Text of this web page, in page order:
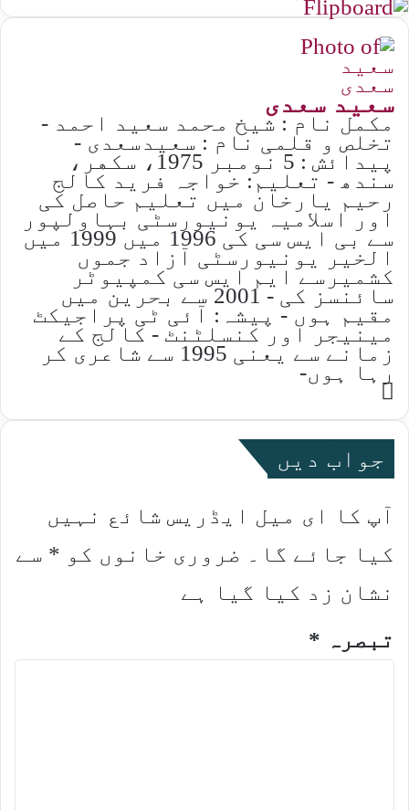
ﺳﻌﯿﺪ ﺳﻌﺪﯼ
ﻣﮑﻤﻞ ﻧﺎﻡ : ﺷﯿﺦ ﻣﺤﻤﺪ ﺳﻌﯿﺪ ﺍﺣﻤﺪ -
ﺗﺨﻠﺺ ﻭ ﻗﻠﻤﯽ ﻧﺎﻡ : ﺳﻌﯿﺪﺳﻌﺪﯼ -
ﭘﯿﺪﺍﺋﺶ : 5 ﻧﻮﻣﺒﺮ 1975، ﺳﮑﮭﺮ،
ﺳﻨﺪﮪ - ﺗﻌﻠﯿﻢ: ﺧﻮﺍﺟﮧ ﻓﺮﯾﺪ ﮐﺎﻟﺞ
ﺭﺣﯿﻢ ﯾﺎﺭﺧﺎﻥ ﻣﯿﮟ ﺗﻌﻠﯿﻢ ﺣﺎﺻﻞ ﮐﯽ
ﺍﻭﺭ ﺍﺳﻼﻣﯿﮧ ﯾﻮﻧﯿﻮﺭﺳﭩﯽ ﺑﮩﺎﻭﻟﭙﻮﺭ
ﺳﮯ ﺑﯽ ﺍﯾﺲ ﺳﯽ ﮐﯽ 1996 ﻣﯿﮟ 1999 ﻣﯿﮟ
ﺍﻟﺨﯿﺮ ﯾﻮﻧﯿﻮﺭﺳﭩﯽ ﺁﺯﺍﺩ ﺟﻤﻮﮞ
ﮐﺸﻤﯿﺮﺳﮯ ﺍﯾﻢ ﺍﯾﺲ ﺳﯽ ﮐﻤﭙﯿﻮﭨﺮ
ﺳﺎﺋﻨﺴﺰ ﮐﯽ - 2001 ﺳﮯ ﺑﺤﺮﯾﻦ ﻣﯿﮟ
ﻣﻘﯿﻢ ﮨﻮﮞ - ﭘﯿﺸﮧ: ﺁﺋﯽ ﭨﯽ ﭘﺮﺍﺟﯿﮑﭧ
ﻣﯿﻨﯿﺠﺮ ﺍﻭﺭ ﮐﻨﺴﻠﭩﻨﭧ - ﮐﺎﻟﺞ ﮐﮯ
ﺯﻣﺎﻧﮯ ﺳﮯ ﯾﻌﻨﯽ 1995 ﺳﮯ ﺷﺎﻋﺮﯼ ﮐﺮ
ﺭﮨﺎ ﮨﻮﮞ-
Website
جواب دیں
آپ کا ای میل ایڈریس شائع نہیں
کیا جائے گا۔
ضروری خانوں کو * سے
نشان زد کیا گیا ہے
تبصرہ *